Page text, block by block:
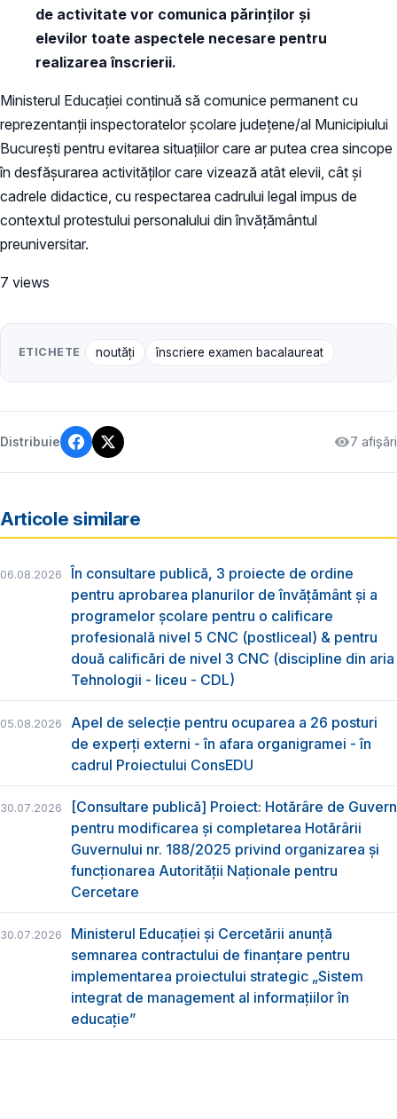
de activitate vor comunica părinților și
elevilor toate aspectele necesare pentru
realizarea înscrierii.
Ministerul Educației continuă să comunice permanent cu
reprezentanții inspectoratelor școlare județene/al Municipiului
București pentru evitarea situațiilor care ar putea crea sincope
în desfășurarea activităților care vizează atât elevii, cât și
cadrele didactice, cu respectarea cadrului legal impus de
contextul protestului personalului din învățământul
preuniversitar.
7 views
ETICHETE noutăți înscriere examen bacalaureat
Distribuie 7 afișări
Articole similare
06.08.2026
În consultare publică, 3 proiecte de ordine
pentru aprobarea planurilor de învățământ și a
programelor școlare pentru o calificare
profesională nivel 5 CNC (postliceal) & pentru
două calificări de nivel 3 CNC (discipline din aria
Tehnologii - liceu - CDL)
05.08.2026
Apel de selecție pentru ocuparea a 26 posturi
de experți externi - în afara organigramei - în
cadrul Proiectului ConsEDU
30.07.2026
[Consultare publică] Proiect: Hotărâre de Guvern
pentru modificarea și completarea Hotărârii
Guvernului nr. 188/2025 privind organizarea şi
funcţionarea Autorităţii Naţionale pentru
Cercetare
30.07.2026
Ministerul Educației și Cercetării anunță
semnarea contractului de finanțare pentru
implementarea proiectului strategic „Sistem
integrat de management al informațiilor în
educație”